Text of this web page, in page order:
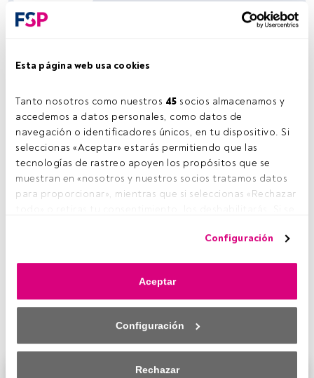
Esta página web usa cookies
Tanto nosotros como nuestros 45 socios almacenamos y
accedemos a datos personales, como datos de
navegación o identificadores únicos, en tu dispositivo. Si
seleccionas «Aceptar» estarás permitiendo que las
tecnologías de rastreo apoyen los propósitos que se
muestran en «nosotros y nuestros socios tratamos datos
para proporcionar», mientras que si seleccionas «Rechazar
anuncios que ves podrían dejar de ser relevantes para ti.
momento haciendo clic en el enlace «Preferencias de
privacidad» que aparece en la parte inferior de la página
la izquierda de la página web). Tus opciones tendrán
saber más, consulta nuestra política de privacidad.
Configuración
Aceptar
Configuración
Rechazar
Tikehau Capitalorganiza un evento en el queRaphael
, director de Capital Market Strategies, repasará las
perspectivas de mercado
posicionamiento de las distintasestrategias en los
mercados de crédito y renta variable